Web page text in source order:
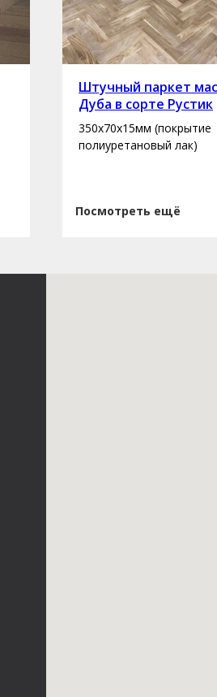
Штучный паркет
Дуба в сорте Рустик
350х70х15мм (покрытие
полиуретановый лак)
Посмотреть ещё